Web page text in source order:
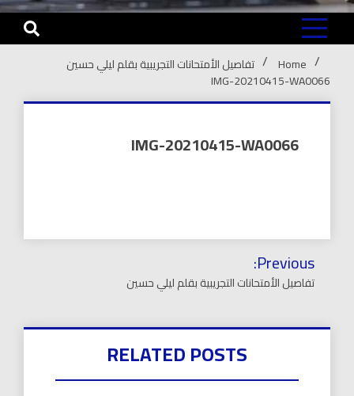
Home
تفاصيل الأمتحانات التجريبية بقلم ليلي حسين
IMG-20210415-WA0066
IMG-20210415-WA0066
تصفّح
المقالات
Previous:
تفاصيل الأمتحانات التجريبية بقلم ليلي حسين
RELATED POSTS